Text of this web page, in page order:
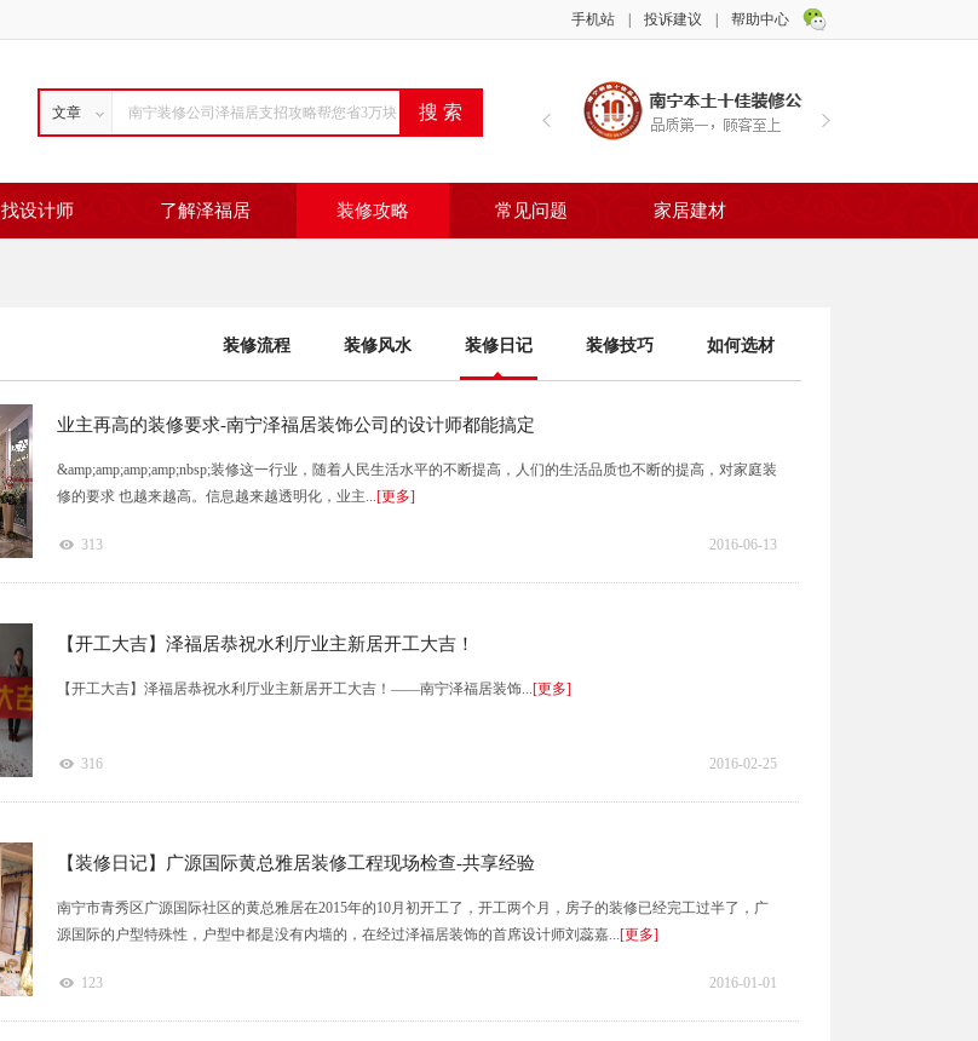
帮助中心
投诉建议
手机站
文章
找设计师 了解泽福居 装修攻略 常见问题 家居建材
如何选材
装修技巧
装修日记
装修风水
装修流程
业主再高的装修要求-南宁泽福居装饰公司的设计师都能搞定
&amp;amp;amp;amp;nbsp;装修这一行业，随着人民生活水平的不断提高，人们的生活品质也不断的提高，对家庭装
修的要求 也越来越高。信息越来越透明化，业主...[更多]
313 2016-06-13
【开工大吉】泽福居恭祝水利厅业主新居开工大吉！
【开工大吉】泽福居恭祝水利厅业主新居开工大吉！——南宁泽福居装饰...[更多]
316 2016-02-25
【装修日记】广源国际黄总雅居装修工程现场检查-共享经验
南宁市青秀区广源国际社区的黄总雅居在2015年的10月初开工了，开工两个月，房子的装修已经完工过半了，广
源国际的户型特殊性，户型中都是没有内墙的，在经过泽福居装饰的首席设计师刘蕊嘉...[更多]
123 2016-01-01